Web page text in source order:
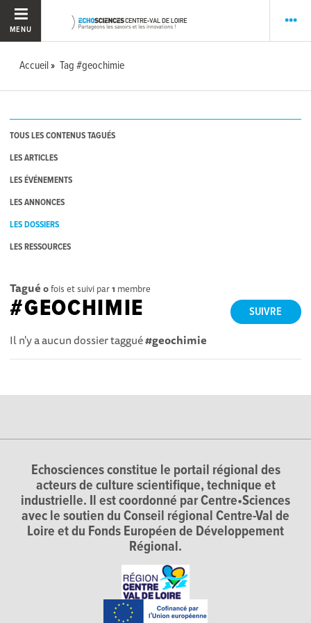
MENU
Accueil Tag #geochimie
TOUS LES CONTENUS TAGUÉS
LES ARTICLES
LES ÉVÉNEMENTS
LES ANNONCES
LES DOSSIERS
LES RESSOURCES
Tagué 0fois et suivi par1 membre
SUIVRE
#GEOCHIMIE
Il n'y a aucun dossier taggué#geochimie
Echosciences constitue le portail régional des
acteurs de culture scientifique, technique et
industrielle. Il est coordonné par Centre•Sciences
avec le soutien du Conseil régional Centre-Val de
Loire et du Fonds Européen de Développement
Régional.